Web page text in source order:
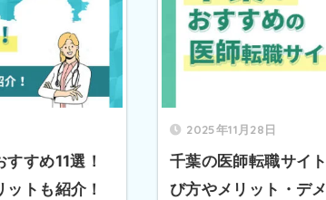
すめ11選！
トも紹介！
2025年11月28日
千葉の医師転職サイ
び方やメリット・デ